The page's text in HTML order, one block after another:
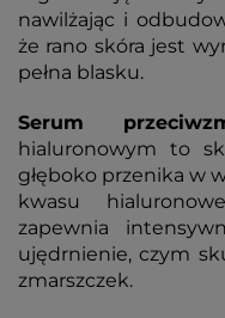
nawilżając i
że rano skóra jest
pełna blasku.
Serum
hialuronowym to
głęboko przenika w
kwasu
zapewnia
ujędrnienie, czym
zmarszczek.